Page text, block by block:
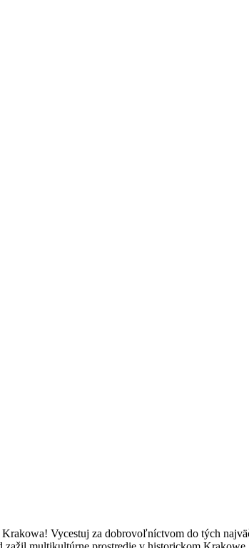
Vycestuj za dobrovoľníctvom do tých